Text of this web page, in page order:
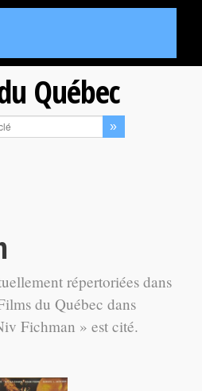
Québec
répertoriées dans
du Québec dans
Fichman » est cité.